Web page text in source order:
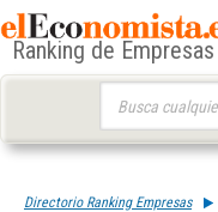
Ranking de Empresas
Directorio Ranking Empresas